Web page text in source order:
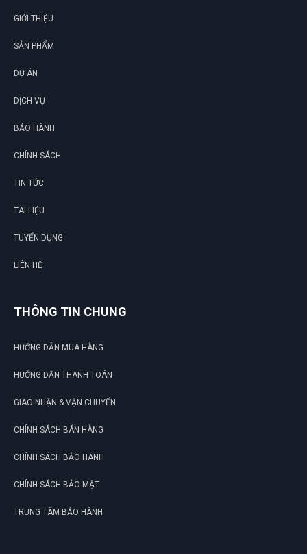
LH
GIỚI THIỆU
SẢN PHẨM
DỰ ÁN
DỊCH VỤ
BẢO HÀNH
CHÍNH SÁCH
TIN TỨC
TÀI LIỆU
TUYỂN DỤNG
LIÊN HỆ
THÔNG TIN CHUNG
HƯỚNG DẪN MUA HÀNG
HƯỚNG DẪN THANH TOÁN
GIAO NHẬN & VẬN CHUYỂN
CHÍNH SÁCH BÁN HÀNG
CHÍNH SÁCH BẢO HÀNH
CHÍNH SÁCH BẢO MẬT
TRUNG TÂM BẢO HÀNH